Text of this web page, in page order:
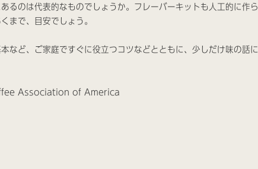
るのは代表的なものでしょうか。フレーバーキットも人工的に作ら
まで、目安でしょう。
など、ご家庭ですぐに役立つコツなどとともに、少しだけ味の話に
Association of America